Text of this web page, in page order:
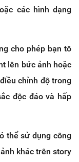
các hình dạng
cho phép bạn tô
lên bức ảnh hoặc
chỉnh độ trong
độc đáo và hấp
thể sử dụng công
khác trên story